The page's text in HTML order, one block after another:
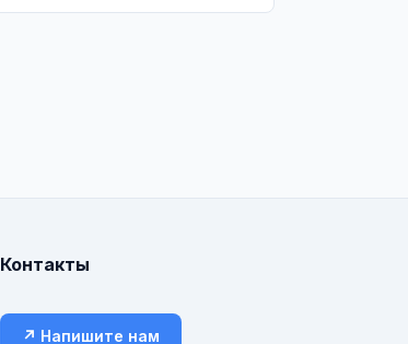
Контакты
↗ Напишите нам